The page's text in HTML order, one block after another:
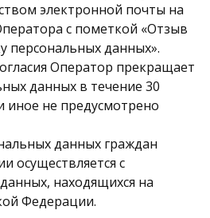
электронной почты на
с пометкой «Отзыв
персональных данных».
Оператор прекращает
данных в течение 30
иное не предусмотрено
данных граждан
осуществляется с
находящихся на
Федерации.